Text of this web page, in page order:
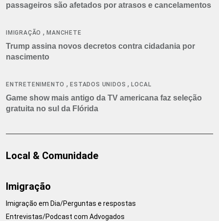
passageiros são afetados por atrasos e cancelamentos
IMIGRAÇÃO ,MANCHETE
Trump assina novos decretos contra cidadania por
nascimento
ENTRETENIMENTO ,ESTADOS UNIDOS ,LOCAL
Game show mais antigo da TV americana faz seleção
gratuita no sul da Flórida
Local & Comunidade
Imigração
Imigração em Dia/Perguntas e respostas
Entrevistas/Podcast com Advogados